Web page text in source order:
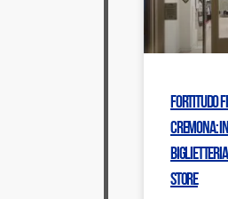
Fortitudo
Cremona:
Store